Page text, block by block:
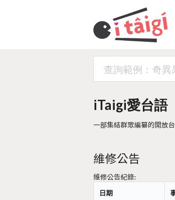
iTaigi愛台語
一部集結群眾編纂的開放
維修公告
維修公告紀錄:
日期